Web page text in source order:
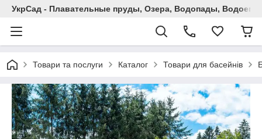
УкрСад - Плавательные пруды, Озера, Водопады,
Товари та послуги Каталог Товари для басейнів